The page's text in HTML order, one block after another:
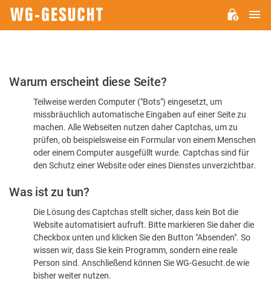
Bitte
dass
sind
Warum erscheint diese Seite?
Teilweise werden Computer ("Bots") eingesetzt, um
missbräuchlich automatische Eingaben auf einer Seite zu
machen. Alle Webseiten nutzen daher Captchas, um zu
prüfen, ob beispielsweise ein Formular von einem Menschen
oder einem Computer ausgefüllt wurde. Captchas sind für
den Schutz einer Website oder eines Dienstes unverzichtbar.
Was ist zu tun?
Die Lösung des Captchas stellt sicher, dass kein Bot die
Website automatisiert aufruft. Bitte markieren Sie daher die
Checkbox unten und klicken Sie den Button "Absenden". So
wissen wir, dass Sie kein Programm, sondern eine reale
Person sind. Anschließend können Sie WG-Gesucht.de wie
bisher weiter nutzen.